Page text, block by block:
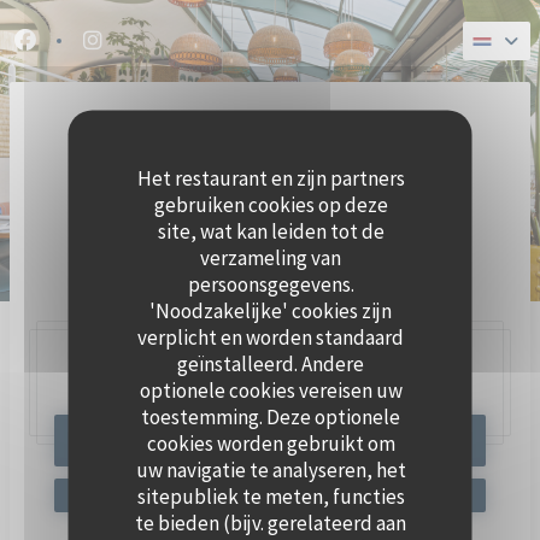
Cookies beheer paneel
Het restaurant en zijn partners
gebruiken cookies op deze
site, wat kan leiden tot de
verzameling van
persoonsgegevens.
'Noodzakelijke' cookies zijn
verplicht en worden standaard
geïnstalleerd. Andere
optionele cookies vereisen uw
toestemming. Deze optionele
cookies worden gebruikt om
uw navigatie te analyseren, het
sitepubliek te meten, functies
te bieden (bijv. gerelateerd aan
Facebook ((opent in een nieuw venster))
Instagram ((opent in een nieuw venster))
BRASSERIE ZEEVRUCHTEN
47, Quai Charles Pasqua,92300 Levallois-Perret
RESERVEER EEN TAFEL